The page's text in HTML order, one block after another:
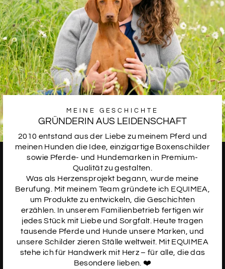
MEINE GESCHICHTE
GRÜNDERIN AUS LEIDENSCHAFT
2010 entstand aus der Liebe zu meinem Pferd und
meinen Hunden die Idee, einzigartige Boxenschilder
sowie Pferde- und Hundemarken in Premium-
Qualität zu gestalten.
Was als Herzensprojekt begann, wurde meine
Berufung. Mit meinem Team gründete ich EQUIMEA,
um Produkte zu entwickeln, die Geschichten
erzählen. In unserem Familienbetrieb fertigen wir
jedes Stück mit Liebe und Sorgfalt. Heute tragen
tausende Pferde und Hunde unsere Marken, und
unsere Schilder zieren Ställe weltweit. Mit EQUIMEA
stehe ich für Handwerk mit Herz – für alle, die das
Besondere lieben. ❤️